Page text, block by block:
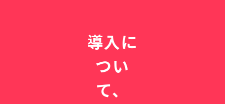
導入に
つい
て、